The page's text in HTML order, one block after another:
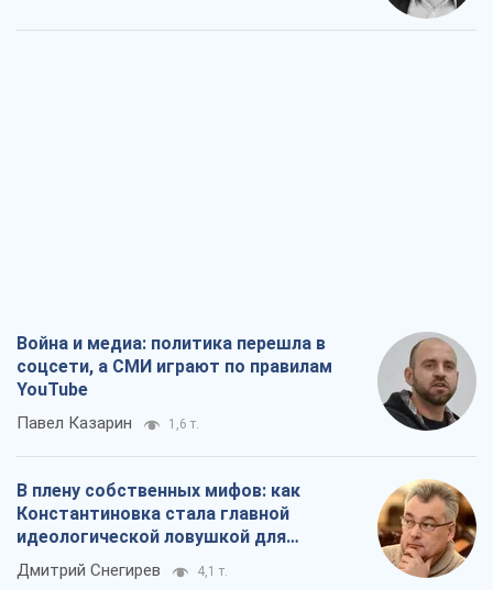
Война и медиа: политика перешла в
соцсети, а СМИ играют по правилам
YouTube
Павел Казарин 1,6 т.
В плену собственных мифов: как
Константиновка стала главной
идеологической ловушкой для
российских оккупантов
Дмитрий Снегирев 4,1 т.